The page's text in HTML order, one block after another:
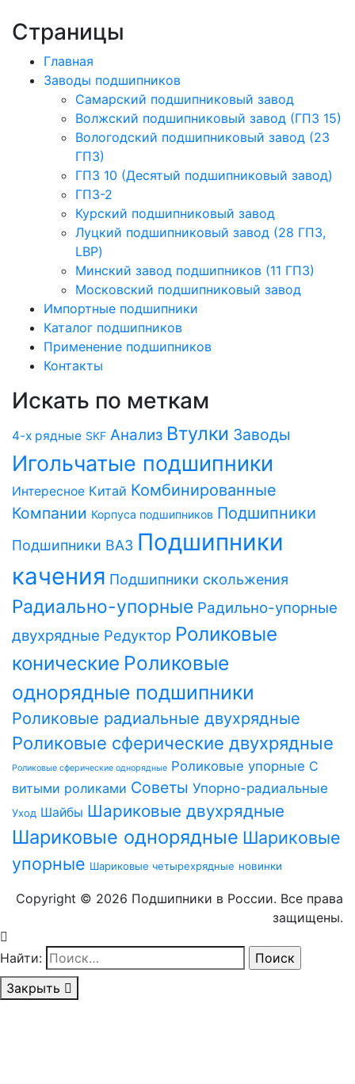
Страницы
Главная
Заводы подшипников
Cамарский подшипниковый завод
Волжский подшипниковый завод (ГПЗ 15)
Вологодский подшипниковый завод (23
ГПЗ)
ГПЗ 10 (Десятый подшипниковый завод)
ГПЗ-2
Курский подшипниковый завод
Луцкий подшипниковый завод (28 ГПЗ,
LBP)
Минский завод подшипников (11 ГПЗ)
Московский подшипниковый завод
Импортные подшипники
Каталог подшипников
Применение подшипников
Контакты
Искать по меткам
4-х рядные SKF Анализ Втулки Заводы
Игольчатые подшипники
Интересное Китай Комбинированные
Компании Корпуса подшипников Подшипники
Подшипники ВАЗ Подшипники
качения Подшипники скольжения
Радиально-упорные Радильно-упорные
двухрядные Редуктор Роликовые
конические Роликовые
однорядные подшипники
Роликовые радиальные двухрядные
Роликовые сферические двухрядные
Роликовые сферические однорядные Роликовые упорные С
витыми роликами Советы Упорно-радиальные
Уход Шайбы Шариковые двухрядные
Шариковые однорядные Шариковые
упорные Шариковые четырехрядные новинки
Copyright © 2026 Подшипники в России. Все права
защищены.
Найти:
Закрыть